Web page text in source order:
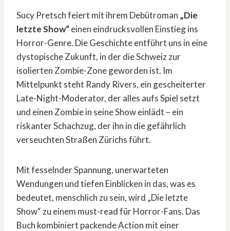
Sucy Pretsch feiert mit ihrem Debütroman „Die
letzte Show“einen eindrucksvollen Einstieg ins
Horror-Genre. Die Geschichte entführt uns in eine
dystopische Zukunft, in der die Schweiz zur
isolierten Zombie-Zone geworden ist. Im
Mittelpunkt steht Randy Rivers, ein gescheiterter
Late-Night-Moderator, der alles aufs Spiel setzt
und einen Zombie in seine Show einlädt – ein
riskanter Schachzug, der ihn in die gefährlich
verseuchten Straßen Zürichs führt.
Mit fesselnder Spannung, unerwarteten
Wendungen und tiefen Einblicken in das, was es
bedeutet, menschlich zu sein, wird „Die letzte
Show“ zu einem must-read für Horror-Fans. Das
Buch kombiniert packende Action mit einer